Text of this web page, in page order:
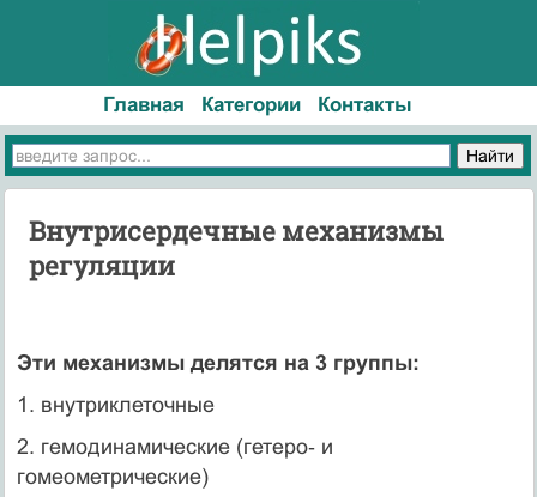
Главная Категории Контакты
Внутрисердечные механизмы
регуляции
Эти механизмы делятся на 3 группы:
1. внутриклеточные
2. гемодинамические (гетеро‑ и
гомеометрические)